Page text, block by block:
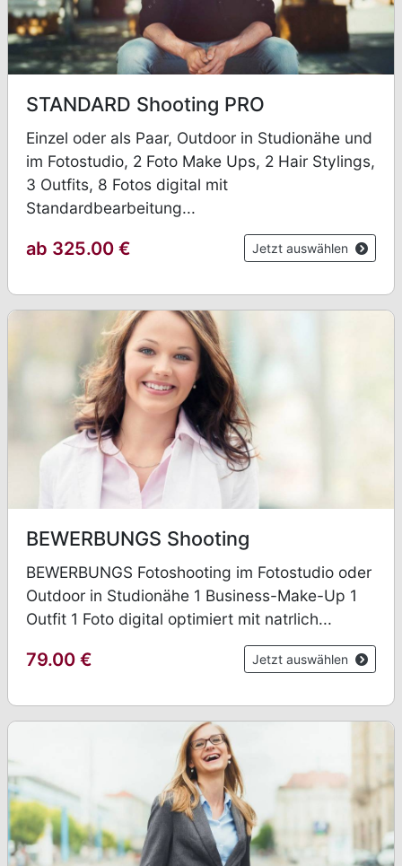
STANDARD Shooting PRO
Einzel oder als Paar, Outdoor in Studionähe und
im Fotostudio, 2 Foto Make Ups, 2 Hair Stylings,
3 Outfits, 8 Fotos digital mit
Standardbearbeitung...
ab 325.00 € Jetzt auswählen
BEWERBUNGS Shooting
BEWERBUNGS Fotoshooting im Fotostudio oder
Outdoor in Studionähe 1 Business-Make-Up 1
Outfit 1 Foto digital optimiert mit natrlich...
79.00 € Jetzt auswählen